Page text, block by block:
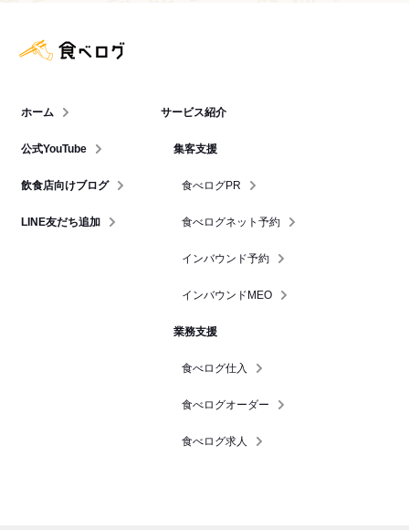
ホーム
公式YouTube
飲食店向けブログ
LINE友だち追加
サービス紹介
集客支援
食べログPR
食べログネット予約
インバウンド予約
インバウンドMEO
業務支援
食べログ仕入
食べログオーダー
食べログ求人